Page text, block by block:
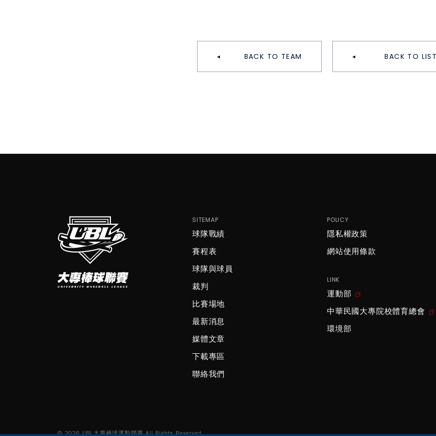
BACK TO TEAM BACK TO
SITEMAP
球隊戰績
賽程表
球隊與球員
裁判
比賽場地
最新消息
媒體文章
下載專區
聯絡我們
POLICY
隱私權政策
網站使用條款
LINK
運動部
中華民國大專院校體育總會
環境部
© 2026 UBL大專棒球運動聯賽 All Rights Reserved.